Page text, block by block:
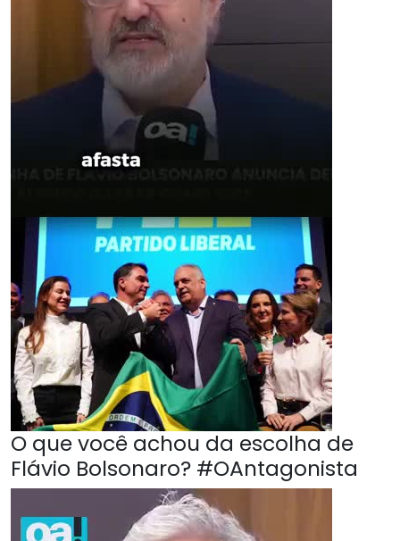
O que você achou da escolha de
Flávio Bolsonaro? #OAntagonista